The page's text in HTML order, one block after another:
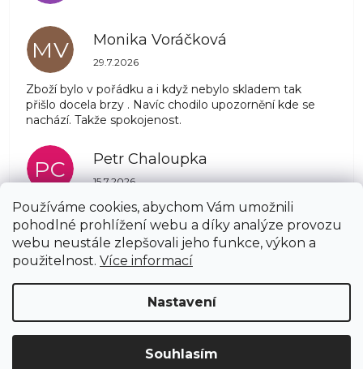
Používáme cookies, abychom Vám umožnili
pohodlné prohlížení webu a díky analýze provozu
webu neustále zlepšovali jeho funkce, výkon a
použitelnost. Více informací
Nastavení
Souhlasím
MV Monika Voráčková
Hodnocení obchodu je 5 z 5 hvězdiček.
29.7.2026
Zboží bylo v pořádku a i když nebylo skladem tak
přišlo docela brzy . Navíc chodilo upozornění kde se
nachází. Takže spokojenost.
PC Petr Chaloupka
Hodnocení obchodu je 5 z 5 hvězdiček.
15.7.2026
Zobrazit další hodnocení
Vytvořil Shoptet
Copyright 2026AZSTRECHA.CZ. Všechna práva
Upravit nastavení cookies